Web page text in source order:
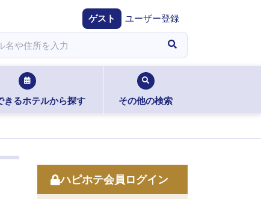
ゲスト ユーザー登録
きるホテルから探す その他の検索
ハピホテ会員ログイン